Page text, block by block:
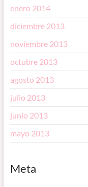
enero 2014
diciembre 2013
noviembre 2013
octubre 2013
agosto 2013
julio 2013
junio 2013
mayo 2013
Meta